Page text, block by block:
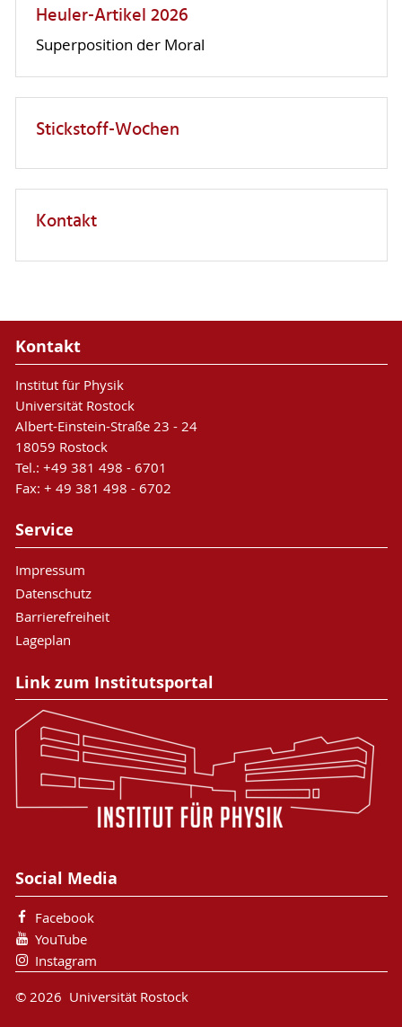
Heuler-Artikel 2026
Superposition der Moral
Stickstoff-Wochen
Kontakt
Kontakt
Institut für Physik
Universität Rostock
Albert-Einstein-Straße 23 - 24
18059 Rostock
Tel.: +49 381 498 - 6701
Fax: + 49 381 498 - 6702
Service
Impressum
Datenschutz
Barrierefreiheit
Lageplan
Link zum Institutsportal
Social Media
Facebook
YouTube
Instagram
© 2026 Universität Rostock